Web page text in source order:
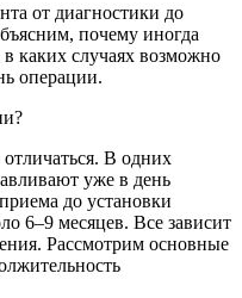
от диагностики до
почему иногда
каких случаях возможно
операции.
В одних
уже в день
до установки
6–9 месяцев. Все зависит
Рассмотрим основные